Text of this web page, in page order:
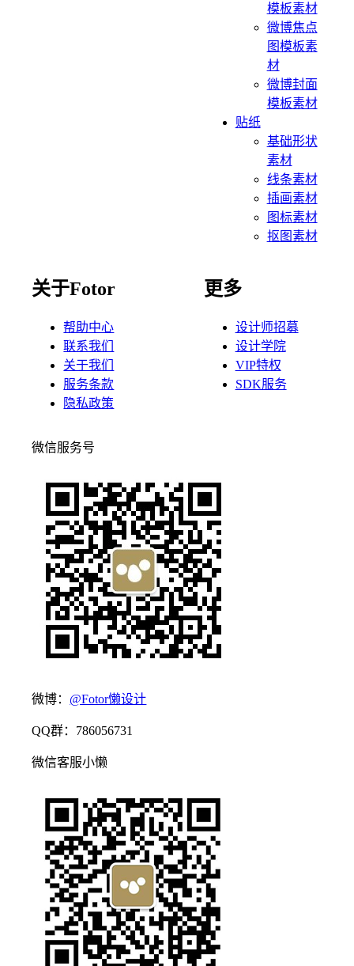
模板素材
微博焦点
图模板素
材
微博封面
模板素材
贴纸
基础形状
素材
线条素材
插画素材
图标素材
抠图素材
关于Fotor
帮助中心
联系我们
关于我们
服务条款
隐私政策
更多
设计师招募
设计学院
VIP特权
SDK服务
微信服务号
微博： @Fotor懒设计
QQ群：786056731
微信客服小懒